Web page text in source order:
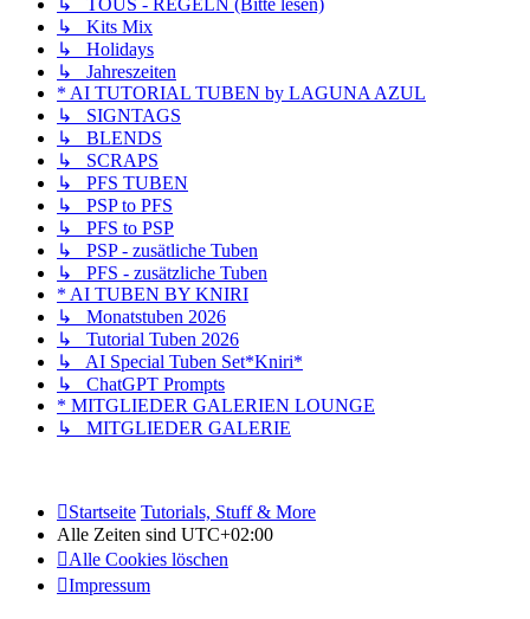
↳ TOUS - REGELN (Bitte lesen)
↳ Kits Mix
↳ Holidays
↳ Jahreszeiten
* AI TUTORIAL TUBEN by LAGUNA AZUL
↳ SIGNTAGS
↳ BLENDS
↳ SCRAPS
↳ PFS TUBEN
↳ PSP to PFS
↳ PFS to PSP
↳ PSP - zusätliche Tuben
↳ PFS - zusätzliche Tuben
* AI TUBEN BY KNIRI
↳ Monatstuben 2026
↳ Tutorial Tuben 2026
↳ AI Special Tuben Set*Kniri*
↳ ChatGPT Prompts
* MITGLIEDER GALERIEN LOUNGE
↳ MITGLIEDER GALERIE
Startseite Tutorials, Stuff & More
Alle Zeiten sind UTC+02:00
Alle Cookies löschen
Impressum